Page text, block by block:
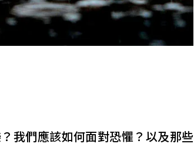
我們應該如何面對恐懼？以及那些